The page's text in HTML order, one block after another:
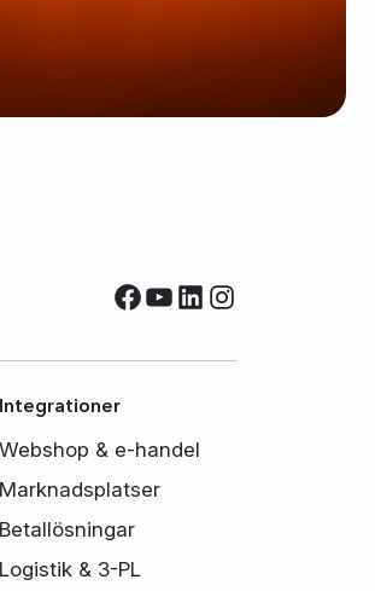
Facebook
YouTube
LinkedIn
Instagram
Integrationer
Webshop & e-handel
Marknadsplatser
Betallösningar
Logistik & 3-PL